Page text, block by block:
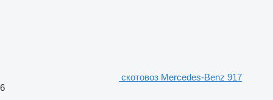
скотовоз Mercedes-Benz 917
6